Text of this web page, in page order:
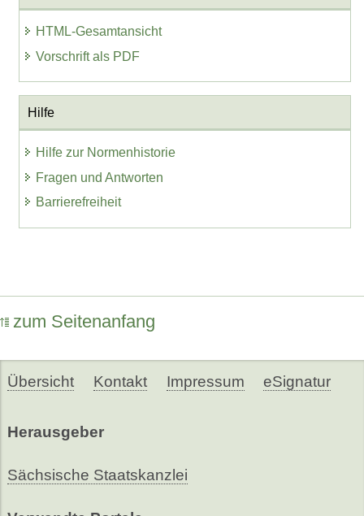
HTML-Gesamtansicht
Vorschrift als PDF
Hilfe
Hilfe zur Normenhistorie
Fragen und Antworten
Barrierefreiheit
zum Seitenanfang
Übersicht Kontakt Impressum eSignatur
Herausgeber
Sächsische Staatskanzlei